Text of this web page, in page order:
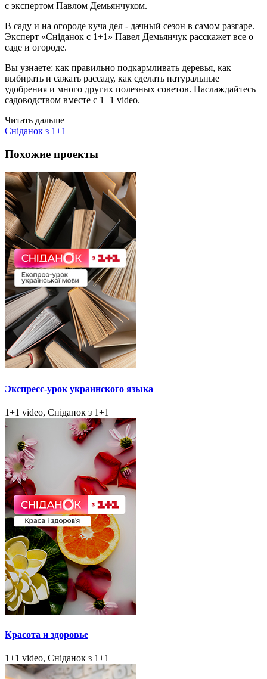
с экспертом Павлом Демьянчуком.
В саду и на огороде куча дел - дачный сезон в самом разгаре.
Эксперт «Сніданок с 1+1» Павел Демьянчук расскажет все о
саде и огороде.
Вы узнаете: как правильно подкармливать деревья, как
выбирать и сажать рассаду, как сделать натуральные
удобрения и много других полезных советов. Наслаждайтесь
садоводством вместе с 1+1 video.
Читать дальше
Сніданок з 1+1
Похожие проекты
Экспресс-урок украинского языка
1+1 video, Сніданок з 1+1
Красота и здоровье
1+1 video, Сніданок з 1+1